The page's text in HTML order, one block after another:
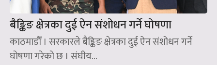
बैङ्किङ क्षेत्रका दुई ऐन संशोधन गर्ने घोषणा
काठमाडौँ । सरकारले बैङ्किङ क्षेत्रका दुई ऐन संशोधन गर्ने
घोषणा गरेको छ । संघीय...